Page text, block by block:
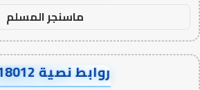
ماسنجر المسلم
روابط نصية AA18012